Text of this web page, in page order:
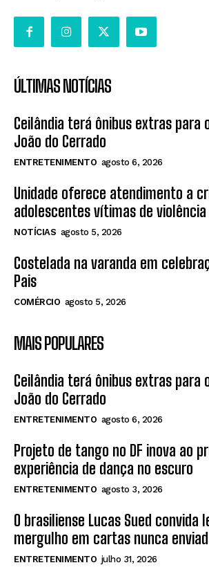
ÚLTIMAS NOTÍCIAS
Ceilândia terá ônibus extras para
João do Cerrado
ENTRETENIMENTO agosto 6, 2026
Unidade oferece atendimento a
adolescentes vítimas de violência
NOTÍCIAS agosto 5, 2026
Costelada na varanda em
Pais
COMÉRCIO agosto 5, 2026
MAIS POPULARES
Ceilândia terá ônibus extras para
João do Cerrado
ENTRETENIMENTO agosto 6, 2026
Projeto de tango no DF inova ao
experiência de dança no escuro
ENTRETENIMENTO agosto 3, 2026
O brasiliense Lucas Sued convida
mergulho em cartas nunca
ENTRETENIMENTO julho 31, 2026